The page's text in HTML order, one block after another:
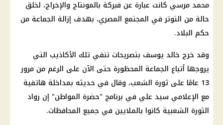
محمد مرسي كانت عبارة عن فبركة بالمونتاج والإخراج، لخلق
حالة من التوتر في المجتمع المصري، بهدف إزالة الجماعة من
حكم البلاد.
وقد خرج خالد يوسف بتصريحات تنفي تلك الأكاذيب التي
يروجها أتباع الجماعة المحظورة حتى الآن على الرغم من مرور
13 عامًا على ثورة الشعب، وقال في حديثه بمداخلة هاتفية
مع الإعلامي سيد علي في برنامج "حضرة المواطن" إن رواد
الثورة الشعبية كانوا بالملايين في جميع المحافظات.